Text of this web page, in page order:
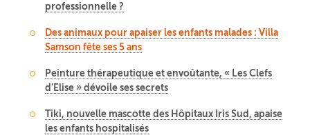
professionnelle ?
Des animaux pour apaiser les enfants malades : Villa
Samson fête ses 5 ans
Peinture thérapeutique et envoûtante, « Les Clefs
d’Elise » dévoile ses secrets
Tiki, nouvelle mascotte des Hôpitaux Iris Sud, apaise
les enfants hospitalisés